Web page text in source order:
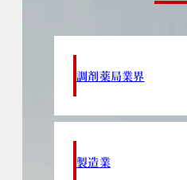
調剤薬局業界
製造業